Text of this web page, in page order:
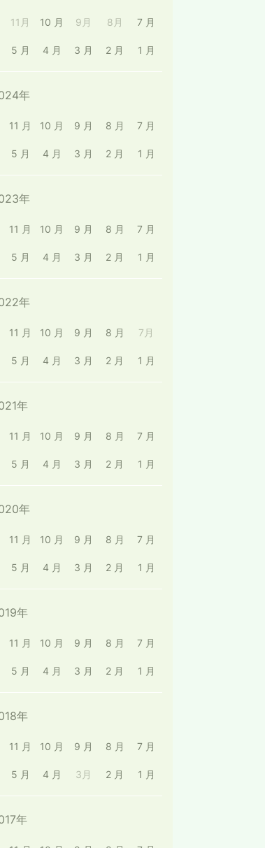
11月 10 月 9月 8月 7 月
5 月 4 月 3 月 2 月 1 月
年
11 月 10 月 9 月 8 月 7 月
5 月 4 月 3 月 2 月 1 月
年
11 月 10 月 9 月 8 月 7 月
5 月 4 月 3 月 2 月 1 月
年
11 月 10 月 9 月 8 月 7月
5 月 4 月 3 月 2 月 1 月
年
11 月 10 月 9 月 8 月 7 月
5 月 4 月 3 月 2 月 1 月
年
11 月 10 月 9 月 8 月 7 月
5 月 4 月 3 月 2 月 1 月
年
11 月 10 月 9 月 8 月 7 月
5 月 4 月 3 月 2 月 1 月
年
11 月 10 月 9 月 8 月 7 月
5 月 4 月 3月 2 月 1 月
年